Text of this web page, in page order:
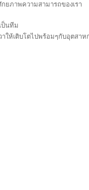
ยภาพความสามารถของเรา
ป็นทีม
ให้เติบโตไปพร้อมๆกับอุตสาห